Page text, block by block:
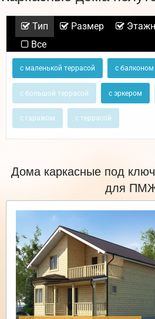
Тип Размер
Все
с маленькой террасой с балконом
с большой террасой с эркером
с гаражом с террасой
Дома каркасные под
для